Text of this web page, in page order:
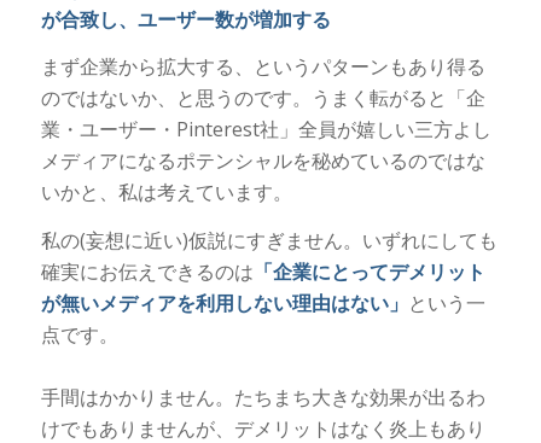
が合致し、ユーザー数が増加する
まず企業から拡大する、というパターンもあり得る
のではないか、と思うのです。うまく転がると「企
業・ユーザー・Pinterest社」全員が嬉しい三方よし
メディアになるポテンシャルを秘めているのではな
いかと、私は考えています。
私の(妄想に近い)仮説にすぎません。いずれにしても
確実にお伝えできるのは 「企業にとってデメリット
が無いメディアを利用しない理由はない」 という一
点です。
手間はかかりません。たちまち大きな効果が出るわ
けでもありませんが、デメリットはなく炎上もあり